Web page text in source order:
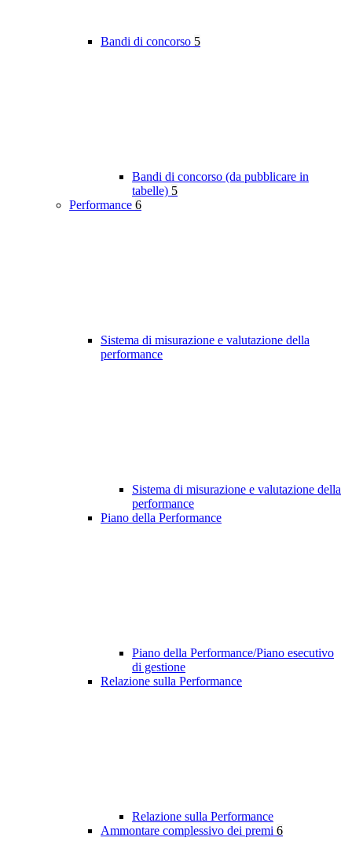
Bandi di concorso 5
Bandi di concorso (da pubblicare in
tabelle) 5
Performance 6
Sistema di misurazione e valutazione della
performance
Sistema di misurazione e valutazione della
performance
Piano della Performance
Piano della Performance/Piano esecutivo
di gestione
Relazione sulla Performance
Relazione sulla Performance
Ammontare complessivo dei premi 6